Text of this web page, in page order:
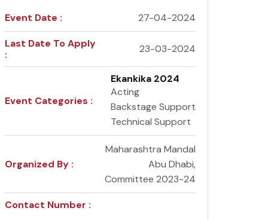
Event Date : 27-04-2024
Last Date To Apply
:
23-03-2024
Event Categories :
Ekankika 2024
Acting
Backstage Support
Technical Support
Organized By :
Maharashtra Mandal
Abu Dhabi,
Committee 2023-24
Contact Number :